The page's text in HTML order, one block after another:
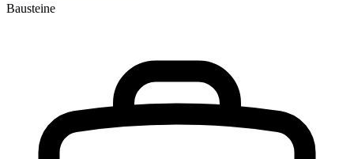
Bausteine